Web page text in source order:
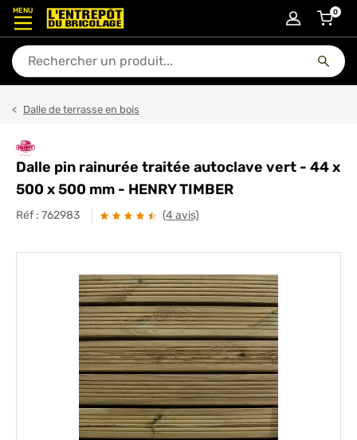
MENU
En quoi puis-je vous aider ?
0article
Dalle de terrasse en bois
Dalle pin rainurée traitée autoclave vert - 44 x
500 x 500 mm - HENRY TIMBER
Réf : 762983 (4 avis)